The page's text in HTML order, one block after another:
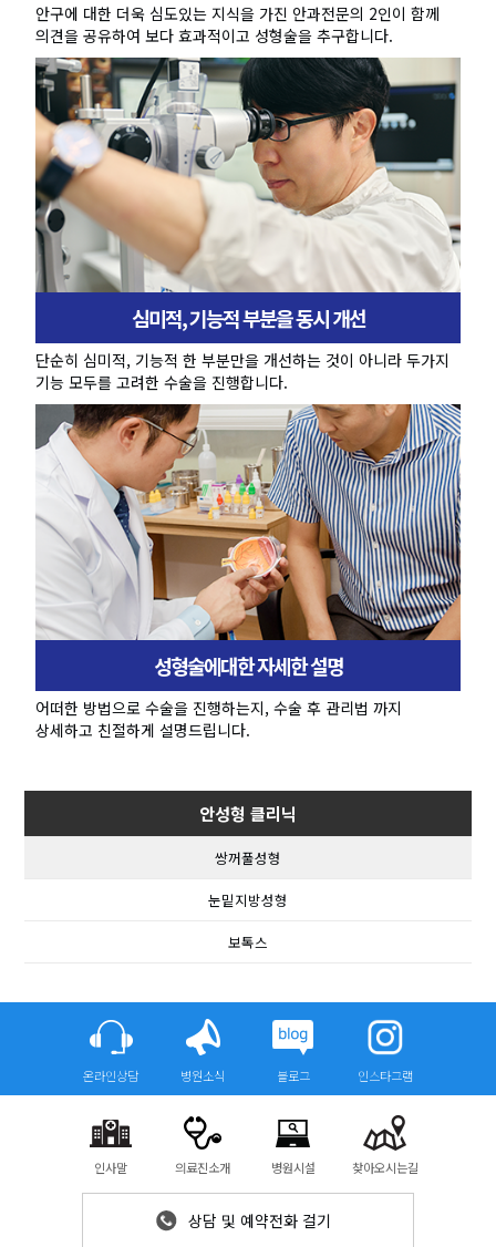
안구에 대한 더욱 심도있는 지식을 가진 안과전문의 2인이 함께
의견을 공유하여 보다 효과적이고 성형술을 추구합니다.
심미적, 기능적 부분을 동시 개선
단순히 심미적, 기능적 한 부분만을 개선하는 것이 아니라 두가지
기능 모두를 고려한 수술을 진행합니다.
성형술에대한 자세한 설명
어떠한 방법으로 수술을 진행하는지, 수술 후 관리법 까지
상세하고 친절하게 설명드립니다.
안성형 클리닉
쌍꺼풀성형
눈밑지방성형
보톡스
온라인상담 병원소식 블로그 인스타그램
인사말 의료진소개 병원시설 찾아오시는길
상담 및 예약전화 걸기